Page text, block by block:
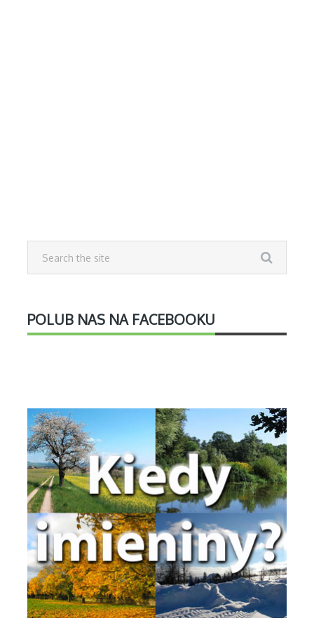
POLUB NAS NA FACEBOOKU